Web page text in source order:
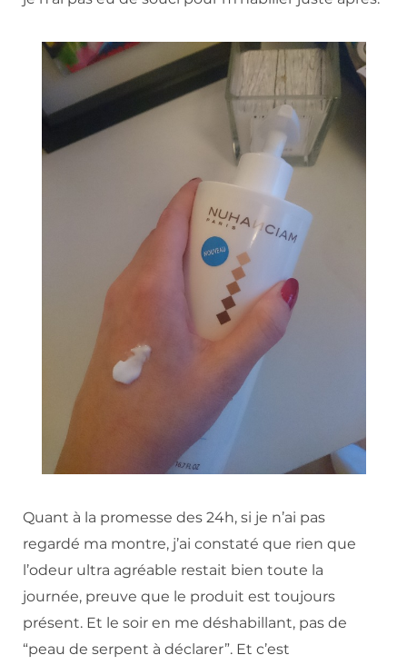
Quant à la promesse des 24h, si je n’ai pas
regardé ma montre, j’ai constaté que rien que
l’odeur ultra agréable restait bien toute la
journée, preuve que le produit est toujours
présent. Et le soir en me déshabillant, pas de
“peau de serpent à déclarer”. Et c’est